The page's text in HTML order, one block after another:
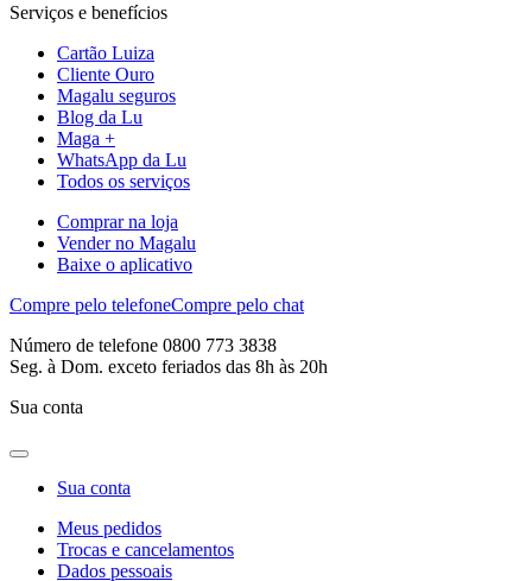
Serviços e benefícios
Cartão Luiza
Cliente Ouro
Magalu seguros
Blog da Lu
Maga +
WhatsApp da Lu
Todos os serviços
Comprar na loja
Vender no Magalu
Baixe o aplicativo
Compre pelo telefoneCompre pelo chat
Número de telefone 0800 773 3838
Seg. à Dom. exceto feriados das 8h às 20h
Sua conta
Sua conta
Meus pedidos
Trocas e cancelamentos
Dados pessoais